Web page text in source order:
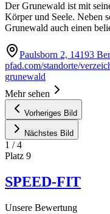
Der Grunewald ist mit
Körper und Seele. Neben
Grunewald auch einen
Paulsborn 2, 14193
pfad.com/standorte/
grunewald
Mehr sehen
Vorheriges Bild
Nächstes Bild
1 /4
Platz 9
SPEED-FIT
Unsere Bewertung